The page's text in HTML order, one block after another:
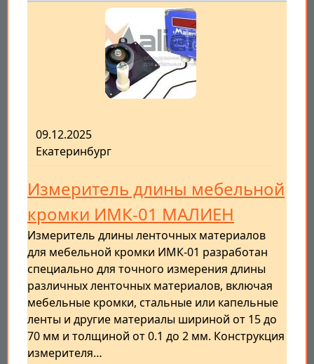
09.12.2025
Екатеринбург
Измеритель длины мебельной
кромки ИМК-01 МАЛИЕН
Измеритель длины ленточных материалов
для мебельной кромки ИМК-01 разработан
специально для точного измерения длины
различных ленточных материалов, включая
мебельные кромки, стальные или капельные
ленты и другие материалы шириной от 15 до
70 мм и толщиной от 0.1 до 2 мм. Конструкция
измерителя…